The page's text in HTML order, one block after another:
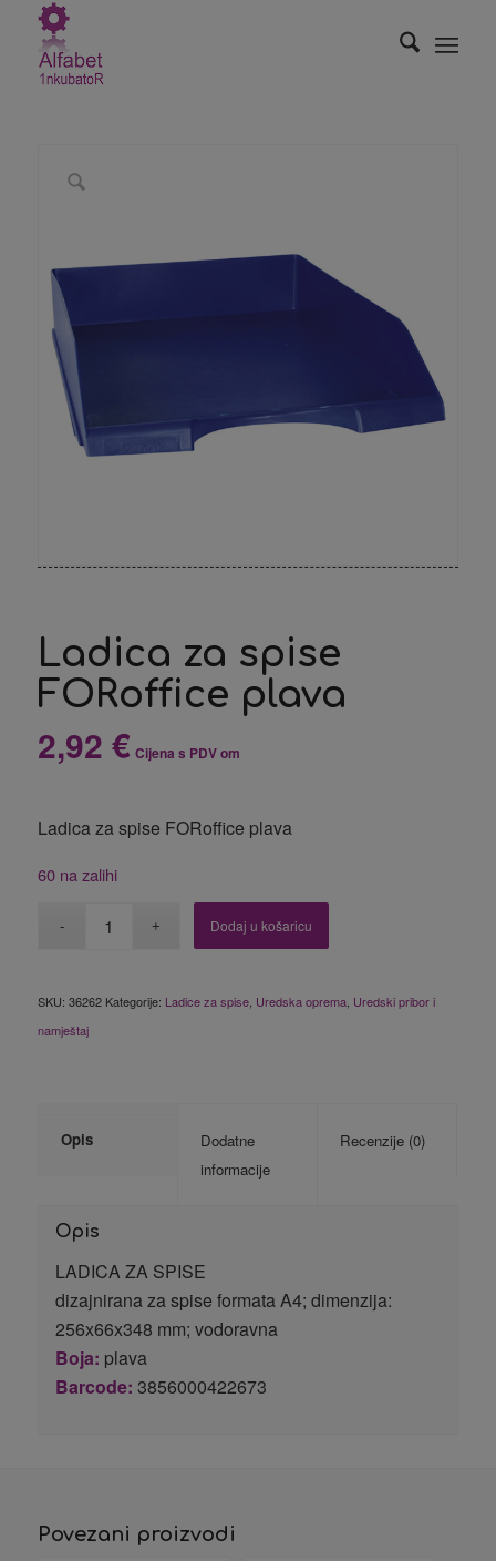
Ladica za spise
FORoffice plava
2,92 € Cijena s PDV om
Ladica za spise FORoffice plava
60 na zalihi
Dodaj u košaricu
SKU: 36262 Kategorije: Ladice za spise, Uredska oprema, Uredski pribor i
namještaj
Opis
Dodatne
informacije
Recenzije (0)
Opis
LADICA ZA SPISE
dizajnirana za spise formata A4; dimenzija:
256x66x348 mm; vodoravna
Boja: plava
Barcode: 3856000422673
Povezani proizvodi